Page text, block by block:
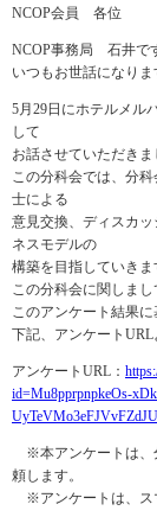
NCOP会員 各位
NCOP事務局 石井で
いつもお世話になりま
5月29日にホテルメル
して
お話させていただきま
この分科会では、分
士による
意見交換、ディスカ
ネスモデルの
構築を目指していきま
この分科会に関しま
このアンケート結果
下記、アンケートURL
アンケートURL：
id=Mu8pprpnpkeOs-
※本アンケートは、
頼します。
※アンケートは、ス